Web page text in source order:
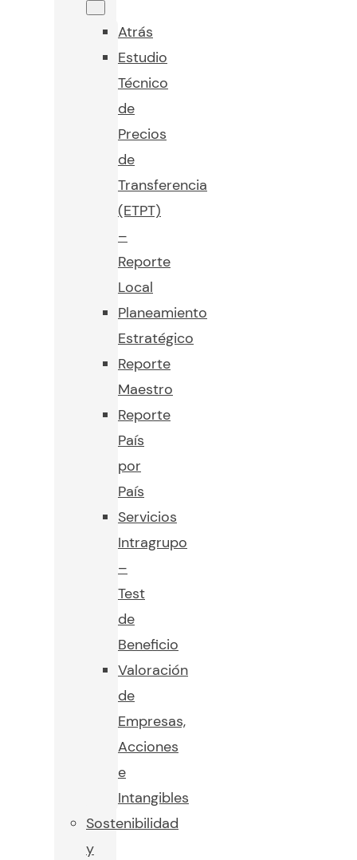
Atrás
Estudio
Técnico
de
Precios
de
Transferencia
(ETPT)
–
Reporte
Local
Planeamiento
Estratégico
Reporte
Maestro
Reporte
País
por
País
Servicios
Intragrupo
–
Test
de
Beneficio
Valoración
de
Empresas,
Acciones
e
Intangibles
Sostenibilidad
y